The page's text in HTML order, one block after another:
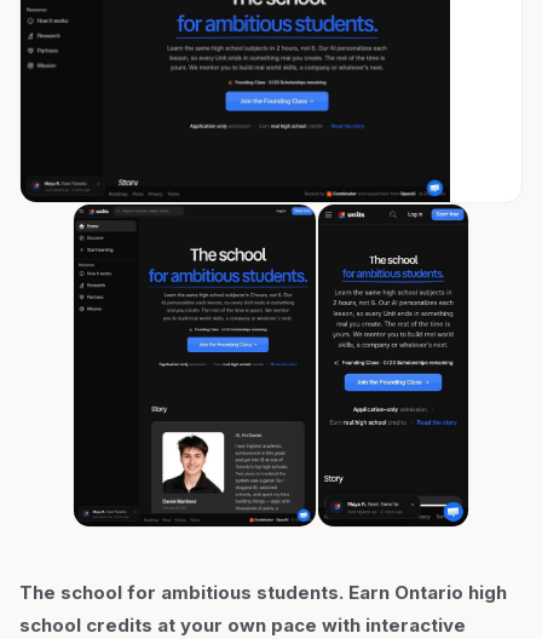
The school for ambitious students. Earn Ontario high
school credits at your own pace with interactive